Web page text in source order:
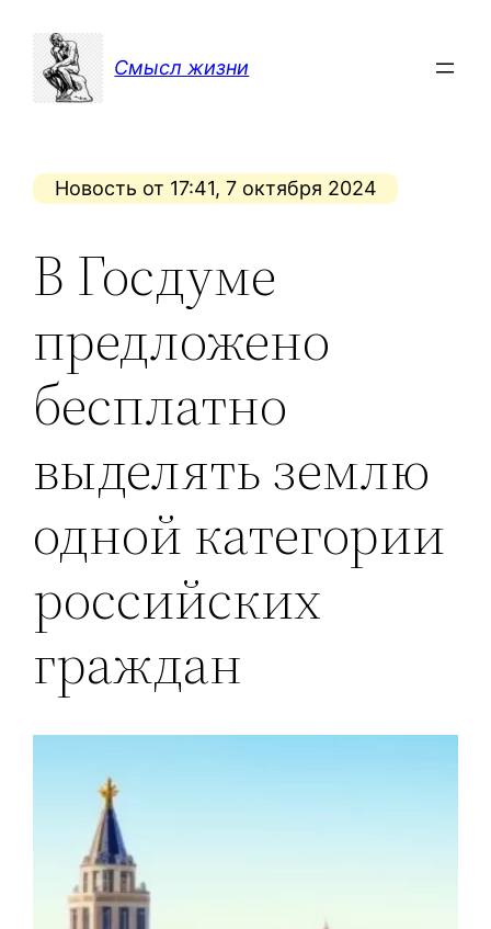
содержимому
Смысл жизни
Новость от 17:41, 7 октября 2024
В Госдуме
предложено
бесплатно
выделять землю
одной категории
российских
граждан